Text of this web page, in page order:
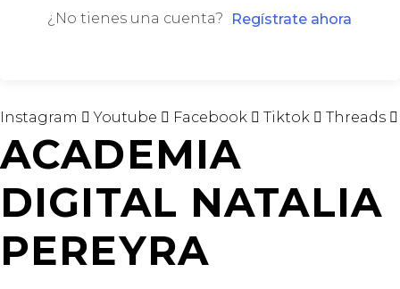
¿No tienes una cuenta? Regístrate ahora
Instagram Youtube Facebook Tiktok Threads
ACADEMIA
DIGITAL NATALIA
PEREYRA